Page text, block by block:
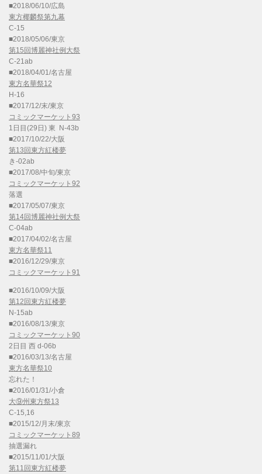
■2018/06/10/広島
東方椰麟祭第九幕
C-15
■2018/05/06/東京
第15回博麗神社例大祭
C-21ab
■2018/04/01/名古屋
東方名華祭12
H-16
■2017/12/末/東京
コミックマーケット93
1日目(29日) 東 N-43b
■2017/10/22/大阪
第13回東方紅楼夢
き-02ab
■2017/08/中旬/東京
コミックマーケット92
落選
■2017/05/07/東京
第14回博麗神社例大祭
C-04ab
■2017/04/02/名古屋
東方名華祭11
■2016/12/29/東京
コミックマーケット91
■2016/10/09/大阪
第12回東方紅楼夢
N-15ab
■2016/08/13/東京
コミックマーケット90
2日目 西 d-06b
■2016/03/13/名古屋
東方名華祭10
忘れた！
■2016/01/31/小倉
大⑨州東方祭13
C-15,16
■2015/12/月末/東京
コミックマーケット89
抽選漏れ
■2015/11/01/大阪
第11回東方紅楼夢